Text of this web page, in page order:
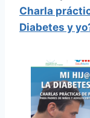
Charla
Diabetes y